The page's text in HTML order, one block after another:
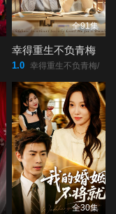
全91集
幸得重生不负青梅
1.0 幸得重生不负青梅/
全30集